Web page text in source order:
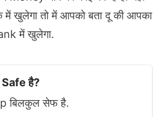
में खुलेगा तो में आपको बता दू की आपका
में खुलेगा.
है?
बिलकुल सेफ है.